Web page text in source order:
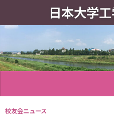
日本大学
校友会ニュース